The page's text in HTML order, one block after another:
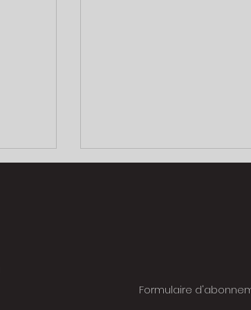
SABLAGE / Porsche 901 /01 1965
Formulaire